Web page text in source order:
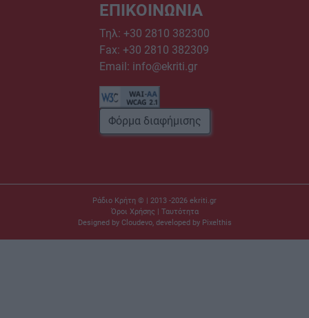
ΕΠΙΚΟΙΝΩΝΙΑ
Τηλ: +30 2810 382300
Fax: +30 2810 382309
Email: info@ekriti.gr
Φόρμα διαφήμισης
Ράδιο Κρήτη © | 2013 -2026 ekriti.gr
Όροι Χρήσης
Ταυτότητα
Designed by Cloudevo, developed by Pixelthis